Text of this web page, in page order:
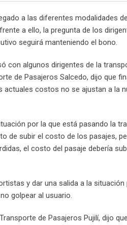
a las diferentes modalidades
a ello, la pregunta de los
seguirá manteniendo el bono.
con algunos dirigentes de la
de Pasajeros Salcedo, dijo que
costos no se ajustan a la
por la que está pasando la
de subir el costo de los pasajes,
el costo del pasaje debería
y dar una salida a la
golpear al usuario.
de Pasajeros Pujilí, dijo